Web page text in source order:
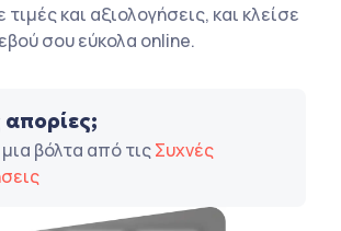
τιμές και αξιολογήσεις, και κλείσε
σου εύκολα online.
απορίες;
βόλτα από τιςΣυχνές